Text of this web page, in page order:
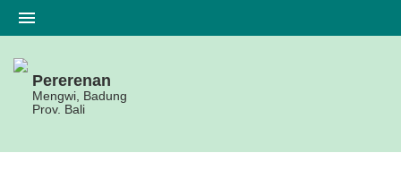
Pererenan
Mengwi, Badung
Prov. Bali
Beranda